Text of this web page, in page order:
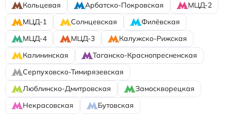
Кольцевая
Арбатско-Покровская
МЦД-2
МЦД-1
Солнцевская
Филёвская
МЦД-4
МЦД-3
Калужско-Рижская
Калининская
Таганско-Краснопресненская
Серпуховско-Тимирязевская
Люблинско-Дмитровская
Замоскворецкая
Некрасовская
Бутовская